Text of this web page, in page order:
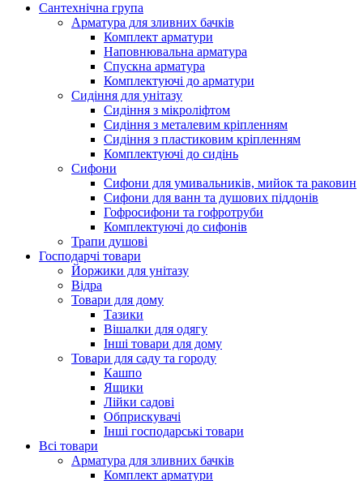
Сантехнічна група
Арматура для зливних бачків
Комплект арматури
Наповнювальна арматура
Спускна арматура
Комплектуючі до арматури
Сидіння для унітазу
Сидіння з мікроліфтом
Сидіння з металевим кріпленням
Сидіння з пластиковим кріпленням
Комплектуючі до сидінь
Сифони
Сифони для умивальників, мийок та раковин
Сифони для ванн та душових піддонів
Гофросифони та гофротруби
Комплектуючі до сифонів
Трапи душові
Господарчі товари
Йоржики для унітазу
Відра
Товари для дому
Тазики
Вішалки для одягу
Інші товари для дому
Товари для саду та городу
Кашпо
Ящики
Лійки садові
Обприскувачі
Інші господарські товари
Всі товари
Арматура для зливних бачків
Комплект арматури